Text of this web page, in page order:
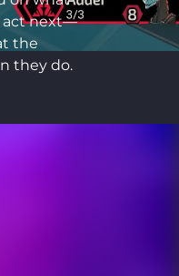
act next—
the
they do.